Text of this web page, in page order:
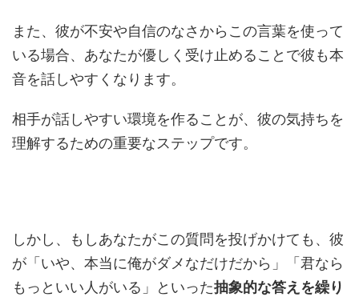
また、彼が不安や自信のなさからこの言葉を使って
いる場合、あなたが優しく受け止めることで彼も本
音を話しやすくなります。
相手が話しやすい環境を作ることが、彼の気持ちを
理解するための重要なステップです。
しかし、もしあなたがこの質問を投げかけても、彼
が「いや、本当に俺がダメなだけだから」「君なら
もっといい人がいる」といった抽象的な答えを繰り